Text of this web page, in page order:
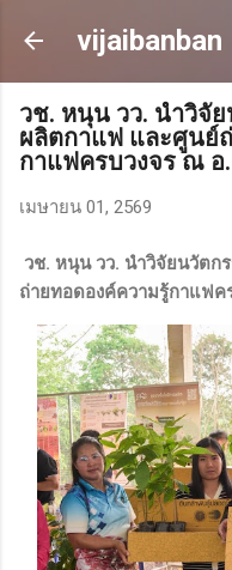
ข้า
vijaibanban
วช. หนุน วว. นำวิจั
ผลิตกาแฟ และศูนย์
กาแฟครบวงจร ณ
เมษายน 01, 2569
วช. หนุน วว. นำวิจัยนวัตก
ถ่ายทอดองค์ความรู้กาแฟ